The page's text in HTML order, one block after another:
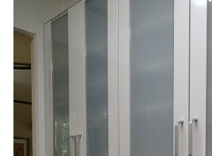
一見食洗器には見えない意匠性の高いデザイン